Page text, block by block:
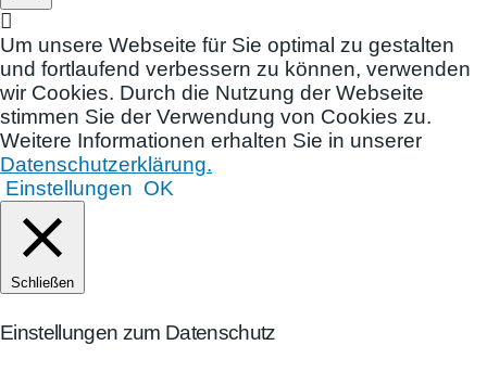
Um unsere Webseite für Sie optimal zu gestalten
und fortlaufend verbessern zu können, verwenden
wir Cookies. Durch die Nutzung der Webseite
stimmen Sie der Verwendung von Cookies zu.
Weitere Informationen erhalten Sie in unserer
Datenschutzerklärung.
Einstellungen OK
Schließen
Einstellungen zum Datenschutz